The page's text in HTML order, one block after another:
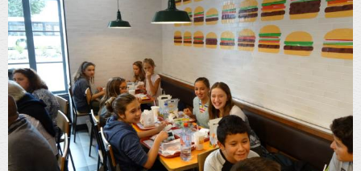
Partenaires
Association
Contact
Album
Adhérer